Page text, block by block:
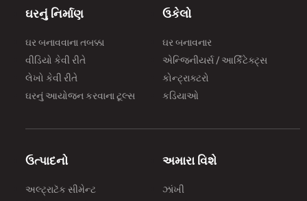
ઘરનું નિર્માણ
ઘર બનાવવાના તબક્કા
વીડિયો કેવી રીતે
લેખો કેવી રીતે
ઘરનું આયોજન કરવાના ટૂલ્સ
ઉકેલો
ઘર બનાવનાર
એન્જિનીયર્સ / આર્કિટેક્ટ્સ
કોન્ટ્રાક્ટરો
કડિયાઓ
ઉત્પાદનો
અલ્ટ્રાટૅક સીમેન્ટ
અમારા વિશે
ઝાંખી